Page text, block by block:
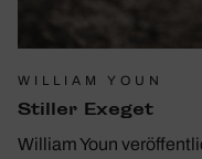
WILLIAM YOUN
Stiller Exeget
William Youn